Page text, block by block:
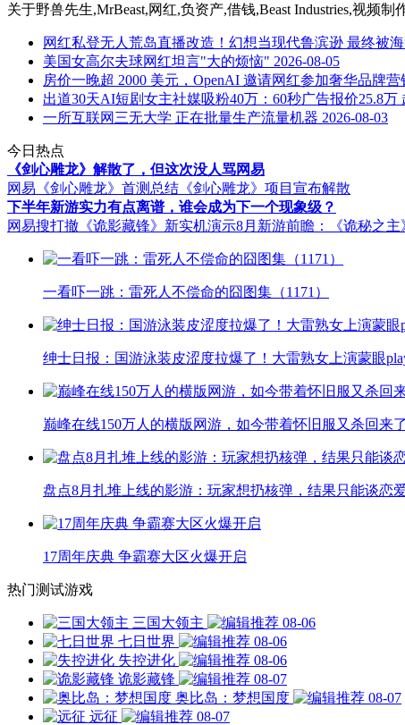
关于野兽先生,MrBeast,网红,负资产,借钱,Beast Industries,视频
网红私登无人荒岛直播改造！幻想当现代鲁滨逊 最终被
美国女高尔夫球网红坦言"大的烦恼" 2026-08-05
房价一晚超 2000 美元，OpenAI 邀请网红参加奢华品牌
出道30天AI短剧女主社媒吸粉40万：60秒广告报价25.8万
一所互联网三无大学 正在批量生产流量机器 2026-08-03
今日热点
《剑心雕龙》解散了，但这次没人骂网易
网易《剑心雕龙》首测总结 《剑心雕龙》项目宣布解散
下半年新游实力有点离谱，谁会成为下一个现象级？
网易搜打撤《诡影藏锋》新实机演示8月新游前瞻：《诡秘之主
一看吓一跳：雷死人不偿命的囧图集（1171）
绅士日报：国游泳装皮涩度拉爆了！大雷熟女上演蒙眼
巅峰在线150万人的横版网游，如今带着怀旧服又杀回来了
盘点8月扎堆上线的影游：玩家想扔核弹，结果只能谈恋
17周年庆典 争霸赛大区火爆开启
热门测试游戏
三国大领主
08-06
七日世界
08-06
失控进化
08-06
诡影藏锋
08-07
奥比岛：梦想国度
08-07
远征
08-07